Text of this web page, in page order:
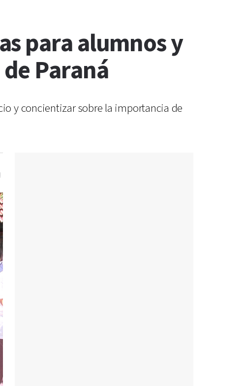
para alumnos y
Paraná
y concientizar sobre la importancia de